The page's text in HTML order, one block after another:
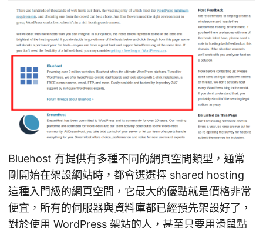
Bluehost 有提供有多種不同的網頁空間類型，通常
剛開始在架設網站時，都會選選擇 shared hosting
這種入門級的網頁空間，它最大的優點就是價格非常
便宜，所有的伺服器與資料庫都已經預先架設好了，
對於使用 WordPress 架站的人，甚至只要用滑鼠點